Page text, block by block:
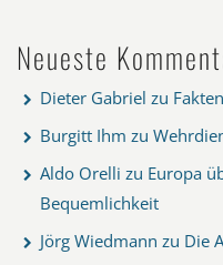
Neueste
Dieter Gabriel zu
Burgitt Ihm zu
Aldo Orelli zu Europa
Bequemlichkeit
Jörg Wiedmann zu Die